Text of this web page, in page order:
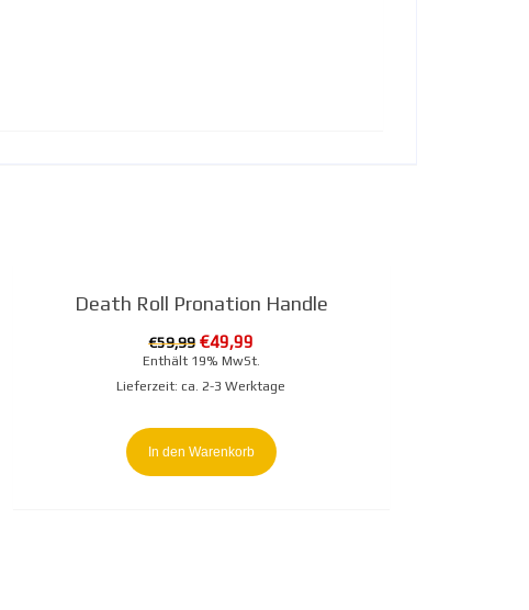
Death Roll Pronation Handle
€59,99 Ursprünglicher
Preis
war:
€59,99
€49,99
Preis
ist:
€49,99.
Enthält 19% MwSt.
Lieferzeit: ca. 2-3 Werktage
In den Warenkorb